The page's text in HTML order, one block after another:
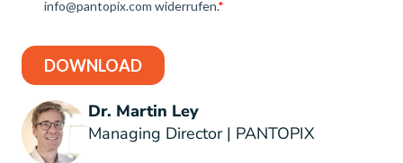
Dr. Martin Ley
Managing Director | PANTOPIX